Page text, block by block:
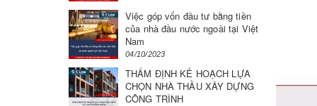
Việc góp vốn đầu tư bằng tiền
của nhà đầu nước ngoài tại Việt
Nam
04/10/2023
THẨM ĐỊNH KẾ HOẠCH LỰA
CHỌN NHÀ THẦU XÂY DỰNG
CÔNG TRÌNH